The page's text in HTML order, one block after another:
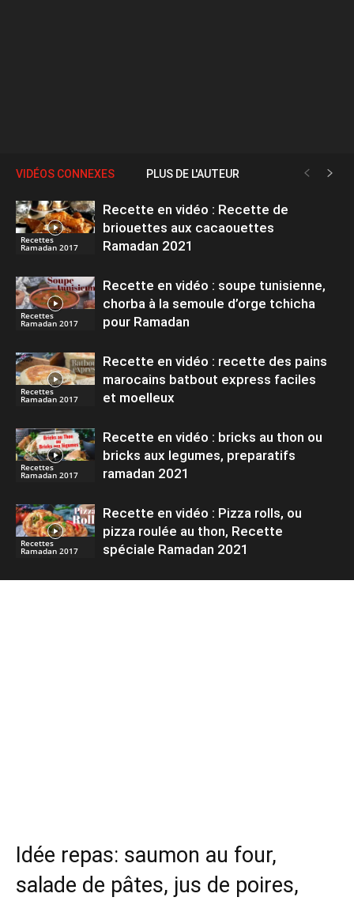
VIDÉOS CONNEXES PLUS DE L'AUTEUR
Recettes
Ramadan 2017
Recette en vidéo : Recette de
briouettes aux cacaouettes
Ramadan 2021
Recettes
Ramadan 2017
Recette en vidéo : soupe tunisienne,
chorba à la semoule d’orge tchicha
pour Ramadan
Recettes
Ramadan 2017
Recette en vidéo : recette des pains
marocains batbout express faciles
et moelleux
Recettes
Ramadan 2017
Recette en vidéo : bricks au thon ou
bricks aux legumes, preparatifs
ramadan 2021
Recettes
Ramadan 2017
Recette en vidéo : Pizza rolls, ou
pizza roulée au thon, Recette
spéciale Ramadan 2021
Idée repas: saumon au four,
salade de pâtes, jus de poires,